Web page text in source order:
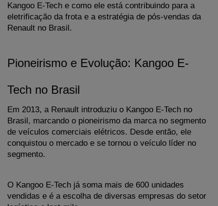
Kangoo E-Tech e como ele está contribuindo para a
eletrificação da frota e a estratégia de pós-vendas da
Renault no Brasil.
Pioneirismo e Evolução: Kangoo E-
Tech no Brasil
Em 2013, a Renault introduziu o Kangoo E-Tech no
Brasil, marcando o pioneirismo da marca no segmento
de veículos comerciais elétricos. Desde então, ele
conquistou o mercado e se tornou o veículo líder no
segmento.
O Kangoo E-Tech já soma mais de 600 unidades
vendidas e é a escolha de diversas empresas do setor